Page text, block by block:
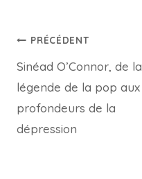
Navigation
de
l’article
PRÉCÉDENT
Sinéad O’Connor, de la
légende de la pop aux
profondeurs de la
dépression